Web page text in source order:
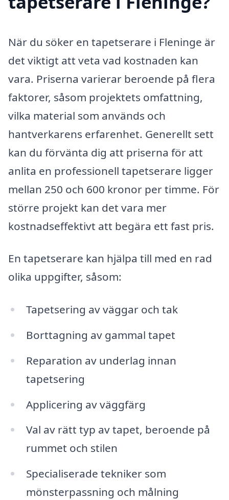
När du söker en tapetserare i Fleninge är
det viktigt att veta vad kostnaden kan
vara. Priserna varierar beroende på flera
faktorer, såsom projektets omfattning,
vilka material som används och
hantverkarens erfarenhet. Generellt sett
kan du förvänta dig att priserna för att
anlita en professionell tapetserare ligger
mellan 250 och 600 kronor per timme. För
större projekt kan det vara mer
kostnadseffektivt att begära ett fast pris.
En tapetserare kan hjälpa till med en rad
olika uppgifter, såsom:
Tapetsering av väggar och tak
Borttagning av gammal tapet
Reparation av underlag innan
tapetsering
Applicering av väggfärg
Val av rätt typ av tapet, beroende på
rummet och stilen
Specialiserade tekniker som
mönsterpassning och målning